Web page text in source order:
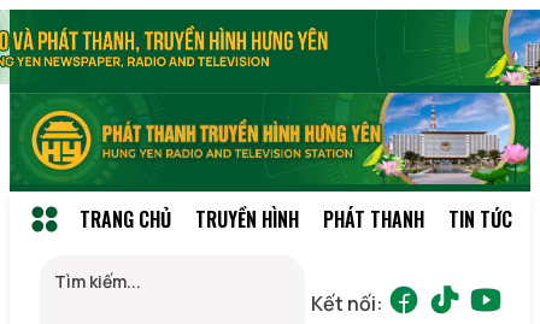
TRANG CHỦ TRUYỀN HÌNH PHÁT THANH TIN TỨC
Kết nối: